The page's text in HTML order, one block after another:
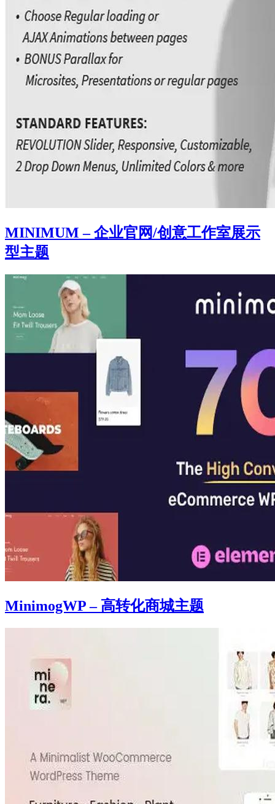
MINIMUM – 企业官网/创意工作室展示
型主题
MinimogWP – 高转化商城主题